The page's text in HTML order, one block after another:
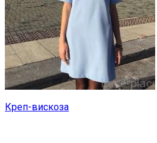
Креп-вискоза